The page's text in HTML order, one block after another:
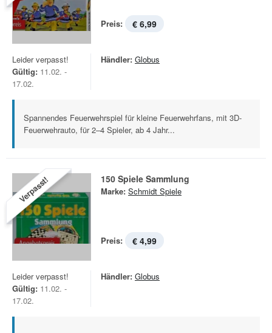
Preis: € 6,99
Leider verpasst!
Gültig: 11.02. -
17.02.
Händler: Globus
Spannendes Feuerwehrspiel für kleine Feuerwehrfans, mit 3D-
Feuerwehrauto, für 2–4 Spieler, ab 4 Jahr...
Verpasst! 150 Spiele Sammlung
Marke: Schmidt Spiele
Preis: € 4,99
Leider verpasst!
Gültig: 11.02. -
17.02.
Händler: Globus